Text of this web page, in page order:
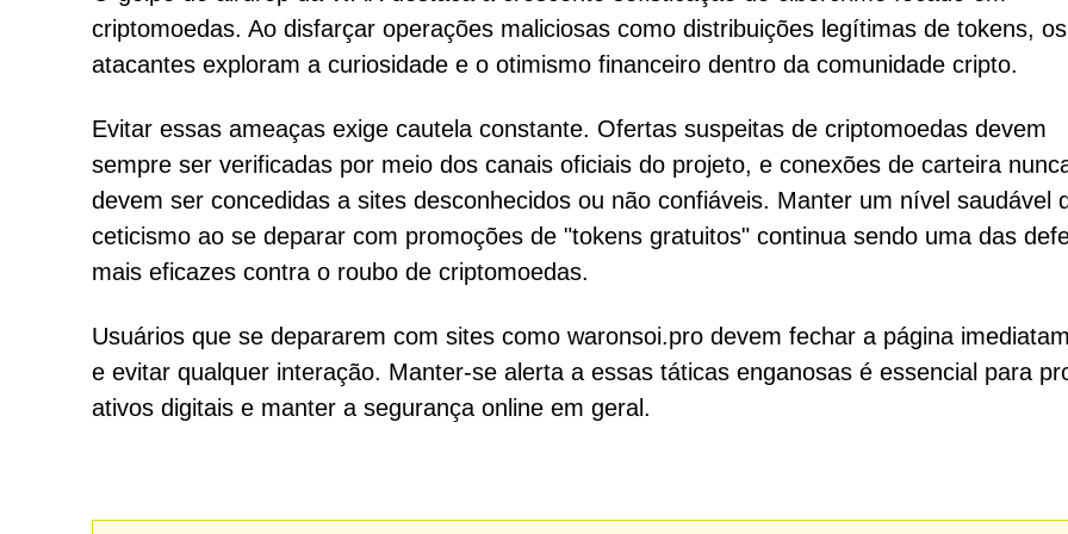
criptomoedas. Ao disfarçar operações maliciosas como distribuições legítimas de tokens, os
atacantes exploram a curiosidade e o otimismo financeiro dentro da comunidade cripto.
Evitar essas ameaças exige cautela constante. Ofertas suspeitas de criptomoedas devem
sempre ser verificadas por meio dos canais oficiais do projeto, e conexões de carteira
devem ser concedidas a sites desconhecidos ou não confiáveis. Manter um nível saudável
ceticismo ao se deparar com promoções de "tokens gratuitos" continua sendo uma das
mais eficazes contra o roubo de criptomoedas.
Usuários que se depararem com sites como waronsoi.pro devem fechar a página
e evitar qualquer interação. Manter-se alerta a essas táticas enganosas é essencial para
ativos digitais e manter a segurança online em geral.